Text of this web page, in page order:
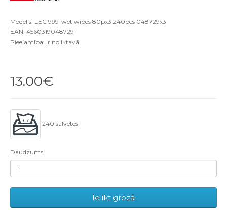
Modelis: LEC 999-wet wipes 80px3 240pcs 048729x3
EAN: 4560319048729
Pieejamība: Ir noliktavā
13.00€
240 salvetes
Daudzums
Ielikt grozā